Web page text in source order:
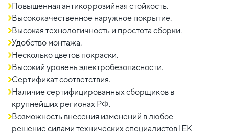
Повышенная антикоррозийная стойкость.
Высококачественное наружное покрытие.
Высокая технологичность и простота сборки.
Удобство монтажа.
Несколько цветов покраски.
Высокий уровень электробезопасности.
Сертификат соответствия.
Наличие сертифицированных сборщиков в
крупнейших регионах РФ.
Возможность внесения изменений в любое
решение силами технических специалистов IEK